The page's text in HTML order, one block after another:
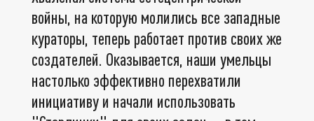
войны, на которую молились все западные
кураторы, теперь работает против своих же
создателей. Оказывается, наши умельцы
настолько эффективно перехватили
инициативу и начали использовать